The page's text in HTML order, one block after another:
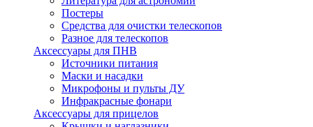
Постеры
Средства для очистки телескопов
Разное для телескопов
Аксессуары для ПНВ
Источники питания
Маски и насадки
Микрофоны и пульты ДУ
Инфракрасные фонари
Аксессуары для прицелов